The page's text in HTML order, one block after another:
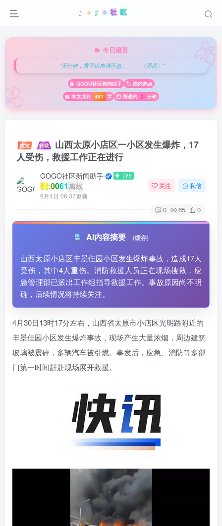
💫 今日箴言
"天行健，君子以自强不息。 —— 《周易》"
📝 GOGO社区新闻助手
🏷️ 国内热点
📖 本文共计 481 字 ⏱️ 阅读约 2 分钟
突发 转载
山西太原小店区一小区发生爆炸，17
人受伤，救援工作正在进行
GOGO社区新闻助手
靓:0061 离线
9月4日 06:37更新
关注 私信
0 65 0
AI内容摘要 (缓存)
山西太原小店区丰景佳园小区发生爆炸事故，造成17人
受伤，其中4人重伤。消防救援人员正在现场搜救，应
急管理部已派出工作组指导救援工作。事故原因尚不明
确，后续情况将持续关注。
4月30日13时17分左右，山西省太原市小店区光明路附近的
丰景佳园小区发生爆炸事故，现场产生大量浓烟，周边建筑
玻璃被震碎，多辆汽车被引燃。事发后，应急、消防等多部
门第一时间赶赴现场展开救援。